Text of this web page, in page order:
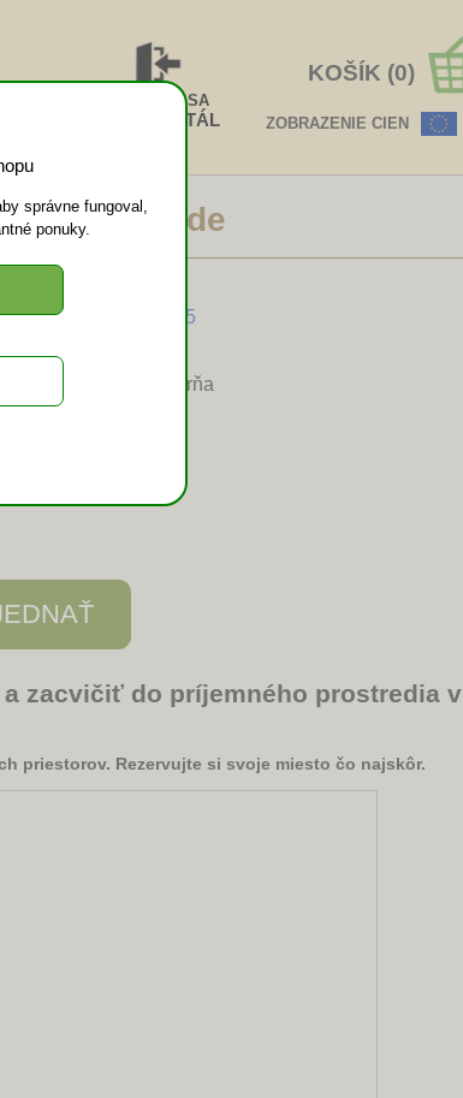
správne fungoval,
ponuky.
KOŠÍK (0)
ZOBRAZENIE CIEN
PRIHLÁSIŤ SA
VIDEOPORTÁL
v prírode
- 03.08.2025
Relax INN - Šoporňa
zacvičiť do príjemného prostredia v
priestorov. Rezervujte si svoje miesto čo najskôr.